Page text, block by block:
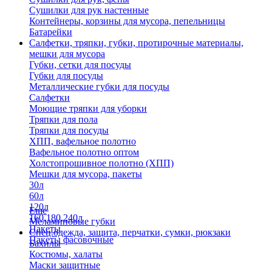
Сушилки для рук настенные
Контейнеры, корзины для мусора, пепельницы
Батарейки
Салфетки, тряпки, губки, протирочные материалы,
мешки для мусора
Губки, сетки для посуды
Губки для посуды
Металлические губки для посуды
Салфетки
Моющие тряпки для уборки
Тряпки для пола
Тряпки для посуды
ХПП, вафельное полотно
Вафельное полотно оптом
Холстопрошивное полотно (ХПП)
Мешки для мусора, пакеты
30л
60л
120л
160,180,240л
Пакеты
Пакеты фасовочные
Еще
Меламиновые губки
Спец.одежда, защита, перчатки, сумки, рюкзаки
Бахилы
Костюмы, халаты
Маски защитные